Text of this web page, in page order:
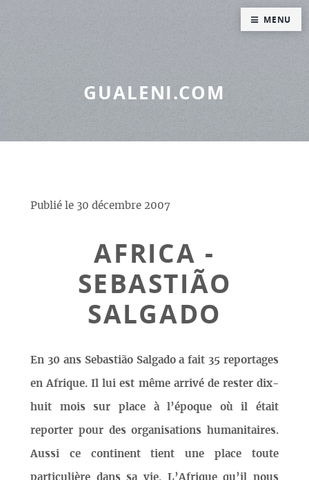
GUALENI.COM
Publié le 30 décembre 2007
AFRICA -
SEBASTIÃO
SALGADO
En 30 ans Sebastião Salgado a fait 35 reportages
en Afrique. Il lui est même arrivé de rester dix-
huit mois sur place à l’époque où il était
reporter pour des organisations humanitaires.
Aussi ce continent tient une place toute
particulière dans sa vie. L’Afrique qu’il nous
MENU